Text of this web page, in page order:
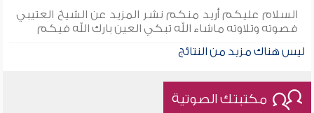
السلام عليكم أريد منكم نشر المزيد عن الشيخ العتيبي
فصوته وتلاوته ماشاء الله تبكي العين بارك الله فيكم
ليس هناك مزيد من النتائج
مكتبتك الصوتية